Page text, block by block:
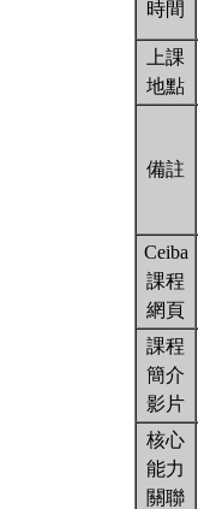
時間
上課
地點
備註
Ceiba
課程
網頁
課程
簡介
影片
核心
能力
關聯